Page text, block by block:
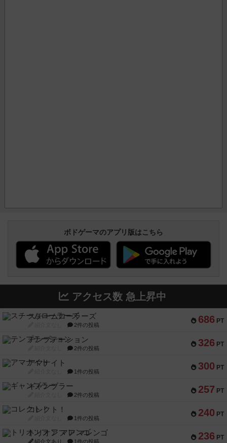
ボドゲーマのアプリ版はこちら
アクセス数 急上昇中
686 PT
スチームローラーズ
2件の投稿
326 PT
テンプテーション
2件の投稿
300 PT
アマナイト
1件の投稿
257 PT
ギャンブラー
2件の投稿
240 PT
コレクト！
1件の投稿
236 PT
トリオンフ ア マレンゴ
紹介文あり 1件の投稿